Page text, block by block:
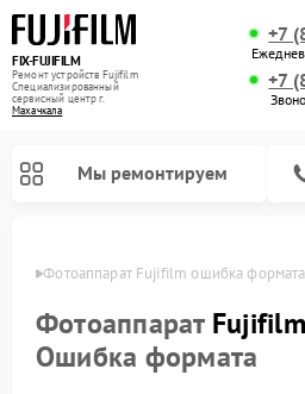
FIX-FUJIFILM
Ремонт устройств Fujifilm
Специализированный
cервисный центр г.
Махачкала
+7
+7
Мы ремонтируем
Фотоаппарат Fujifilm ошибка формата
Фотоаппарат Fujifilm
Ошибка формата